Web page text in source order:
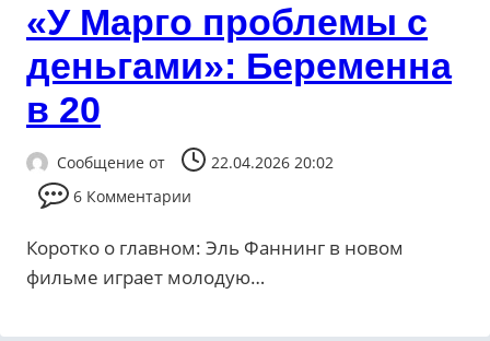
«У Марго проблемы с
деньгами»: Беременна
в 20
Сообщение от
22.04.2026 20:02
6 Комментарии
Коротко о главном: Эль Фаннинг в новом
фильме играет молодую…